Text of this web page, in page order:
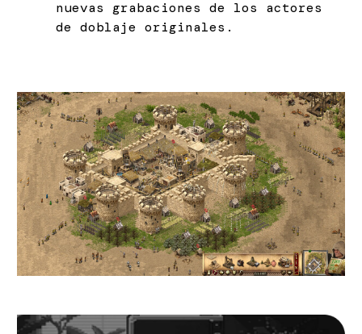
nuevas grabaciones de los actores
de doblaje originales.